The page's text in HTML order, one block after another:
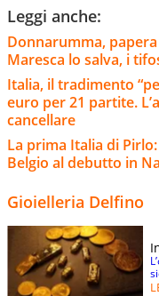
Leggi anche:
Donnarumma,
Maresca lo salva, i
Italia, il tradimento
euro per 21 partite.
cancellare
La prima Italia di
Belgio al debutto in
Gioielleria Delfino